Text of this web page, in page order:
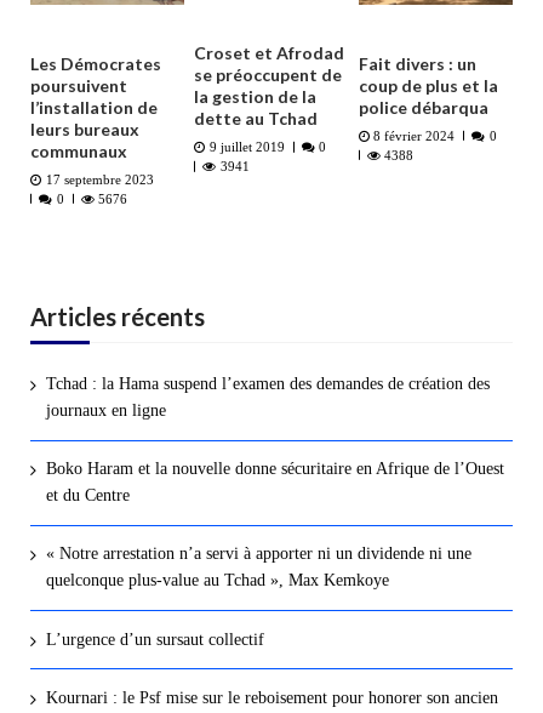
Les Démocrates
poursuivent
l’installation de
leurs bureaux
communaux
17 septembre 2023
0
5676
Croset et Afrodad
se préoccupent de
la gestion de la
dette au Tchad
9 juillet 2019
0
3941
Fait divers : un
coup de plus et la
police débarqua
8 février 2024
0
4388
Articles récents
Tchad : la Hama suspend l’examen des demandes de création des
journaux en ligne
Boko Haram et la nouvelle donne sécuritaire en Afrique de l’Ouest
et du Centre
« Notre arrestation n’a servi à apporter ni un dividende ni une
quelconque plus-value au Tchad », Max Kemkoye
L’urgence d’un sursaut collectif
Kournari : le Psf mise sur le reboisement pour honorer son ancien